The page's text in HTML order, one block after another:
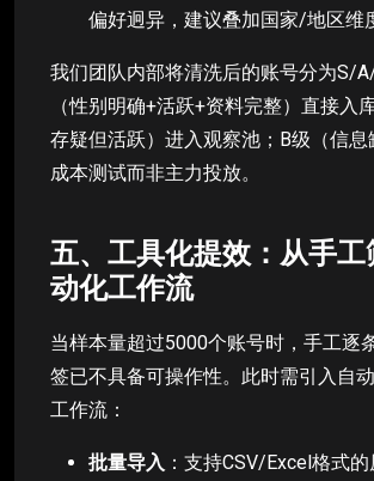
偏好迥异，建议叠加国家/地区维
我们团队内部将清洗后的账号分为S/
（性别明确+活跃+资料完整）直接入
存疑但活跃）进入观察池；B级（信
成本测试而非主力投放。
五、工具化提效：从手工
动化工作流
当样本量超过5000个账号时，手工逐
签已不具备可操作性。此时需引入自
工作流：
批量导入 ：支持CSV/Excel格式